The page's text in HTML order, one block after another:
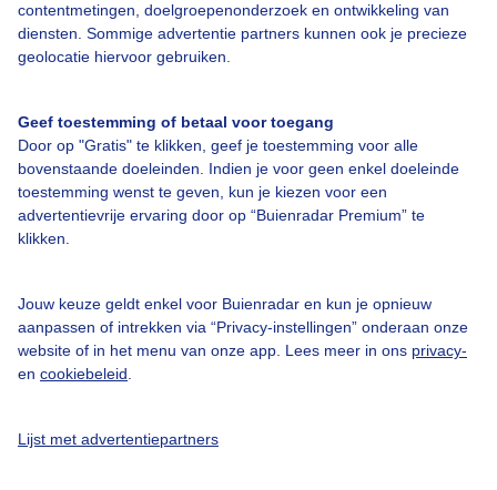
contentmetingen, doelgroepenonderzoek en ontwikkeling van
diensten. Sommige advertentie partners kunnen ook je precieze
geolocatie hiervoor gebruiken.
Geef toestemming of betaal voor toegang
Door op "Gratis" te klikken, geef je toestemming voor alle
bovenstaande doeleinden. Indien je voor geen enkel doeleinde
toestemming wenst te geven, kun je kiezen voor een
advertentievrije ervaring door op “Buienradar Premium” te
klikken.
Jouw keuze geldt enkel voor Buienradar en kun je opnieuw
aanpassen of intrekken via “Privacy-instellingen” onderaan onze
website of in het menu van onze app. Lees meer in ons privacy-
en cookiebeleid
Lijst met advertentiepartners
Veelgestelde vragen
Contact
Gebruikersvoorwaarden
Adverteren
Buienradar Team
Privacy beleid
Privacy instellingen
Gratis weerdata
Buienradar